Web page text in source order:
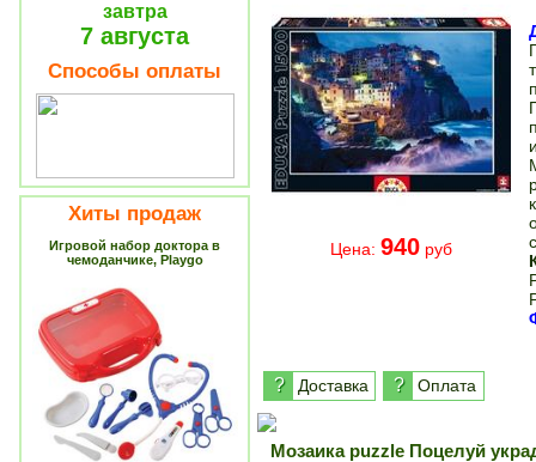
завтра
7 августа
Способы оплаты
Хиты продаж
Игровой набор доктора в
чемоданчике, Playgo
Цена: 940 руб
? Доставка ? Оплата
Мозаика puzzle Поцелуй